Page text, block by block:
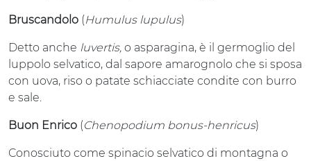
Bruscandolo (Humulus lupulus)
Detto anche luvertis, o asparagina, è il germoglio del
luppolo selvatico, dal sapore amarognolo che si sposa
con uova, riso o patate schiacciate condite con burro
e sale.
Buon Enrico (Chenopodium bonus-henricus)
Conosciuto come spinacio selvatico di montagna o